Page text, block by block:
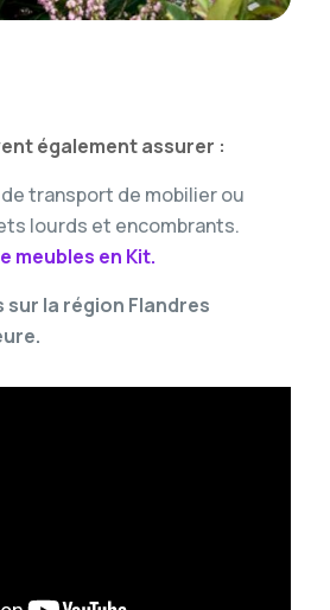
également assurer :
de transport de mobilier ou
lourds et encombrants.
meubles en Kit.
la région Flandres